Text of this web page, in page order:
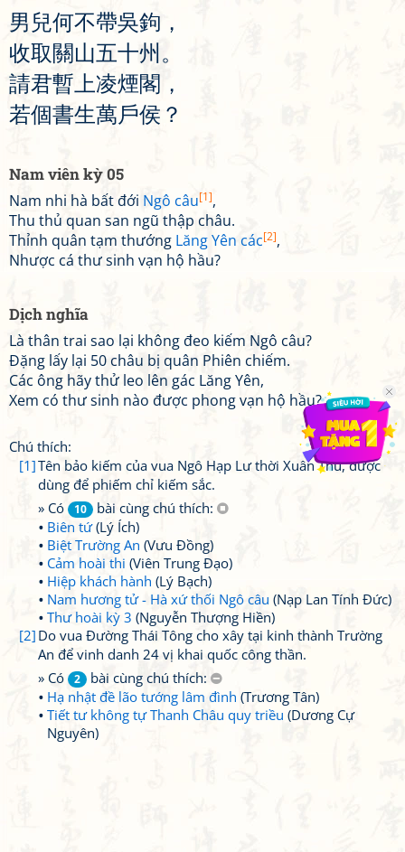
男 兒何不帶吳鉤 ，
收取關山五十州 。
請君暫 上凌煙閣 ，
若個書生萬戶侯 ？
Nam viên kỳ 05
Nam nhi hà bất đới Ngô câu[1],
Thu thủ quan san ngũ thập châu.
Thỉnh quân tạm thướng Lăng Yên các[2],
Nhược cá thư sinh vạn hộ hầu?
Dịch nghĩa
Là thân trai sao lại không đeo kiếm Ngô câu?
Đặng lấy lại 50 châu bị quân Phiên chiếm.
Các ông hãy thử leo lên gác Lăng Yên,
Xem có thư sinh nào được phong vạn hộ hầu?
Chú thích:
[1]Tên bảo kiếm của vua Ngô Hạp Lư thời Xuân Thu, được
dùng để phiếm chỉ kiếm sắc.
» Có
10
bài cùng chú thích:
Biên tứ(Lý Ích)
Biệt Trường An (Vưu Đồng)
Cảm hoài thi (Viên Trung Đạo)
Hiệp khách hành (Lý Bạch)
Nam hương tử - Hà xứ thối Ngô câu (Nạp Lan Tính Đức)
Thư hoài kỳ 3 (Nguyễn Thượng Hiền)
[2] Do vua Đường Thái Tông cho xây tại kinh thành Trường
An để vinh danh 24 vị khai quốc công thần.
» Có
2
bài cùng chú thích:
Hạ nhật đề lão tướng lâm đình (Trương Tân)
Tiết tư không tự Thanh Châu quy triều (Dương Cự
Nguyên)